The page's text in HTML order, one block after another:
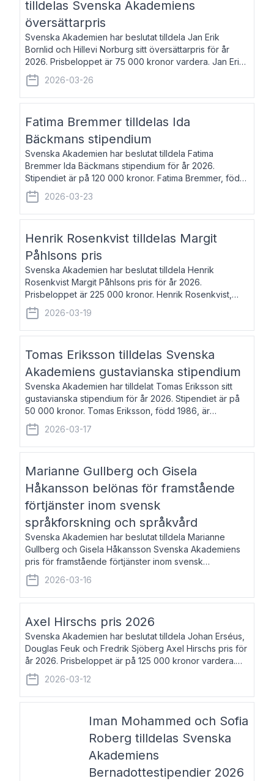
tilldelas Svenska Akademiens
översättarpris
Svenska Akademien har beslutat tilldela Jan Erik
Bornlid och Hillevi Norburg sitt översättarpris för år
2026. Prisbeloppet är 75 000 kronor vardera. Jan Erik
Bornlid, född 1947, är översättare från tyska. Han är
främst känd för sina översät
2026-03-26
Fatima Bremmer tilldelas Ida
Bäckmans stipendium
Svenska Akademien har beslutat tilldela Fatima
Bremmer Ida Bäckmans stipendium för år 2026.
Stipendiet är på 120 000 kronor. Fatima Bremmer, född
1977, är journalist och författare. Hon utkom i fjol med
boken Ligan. Klarakvarterens blodsyst
2026-03-23
Henrik Rosenkvist tilldelas Margit
Påhlsons pris
Svenska Akademien har beslutat tilldela Henrik
Rosenkvist Margit Påhlsons pris för år 2026.
Prisbeloppet är 225 000 kronor. Henrik Rosenkvist,
född 1965, är professor i nordiska språk vid Göteborgs
universitet. Han disputerade 2004 på avhan
2026-03-19
Tomas Eriksson tilldelas Svenska
Akademiens gustavianska stipendium
Svenska Akademien har tilldelat Tomas Eriksson sitt
gustavianska stipendium för år 2026. Stipendiet är på
50 000 kronor. Tomas Eriksson, född 1986, är
projektledare inom marknadsföring och författare och
utkom i fjol med boken Syndabocken.
2026-03-17
Marianne Gullberg och Gisela
Håkansson belönas för framstående
förtjänster inom svensk
språkforskning och språkvård
Svenska Akademien har beslutat tilldela Marianne
Gullberg och Gisela Håkansson Svenska Akademiens
pris för framstående förtjänster inom svensk
språkforskning och språkvård till minne av Carl Gabriel
och Karin Forsberg för år 2026. Prissumma
2026-03-16
Axel Hirschs pris 2026
Svenska Akademien har beslutat tilldela Johan Erséus,
Douglas Feuk och Fredrik Sjöberg Axel Hirschs pris för
år 2026. Prisbeloppet är på 125 000 kronor vardera.
Johan Erséus, född 1959, är fackboksförfattare och
journalist med mångårigt för
2026-03-12
Iman Mohammed och Sofia
Roberg tilldelas Svenska
Akademiens
Bernadottestipendier 2026